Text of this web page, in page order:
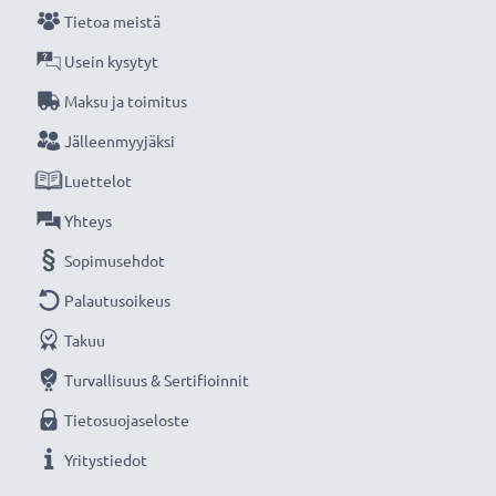
ruuvimeisseleihin, ruohonleikkureihin ja
sähkösahoihin.
Olemme vuonna 2004 perustettu kansainvälinen
verkkokauppa, joka tarjoaa laadukkaita tuotteita, ja
siksi tarjoamme 36 kuukauden takuun!
Tietoa meistä
Usein kysytyt
Maksu ja toimitus
Jälleenmyyjäksi
Luettelot
Yhteys
Sopimusehdot
Palautusoikeus
Takuu
Turvallisuus & Sertifioinnit
Tietosuojaseloste
Yritystiedot